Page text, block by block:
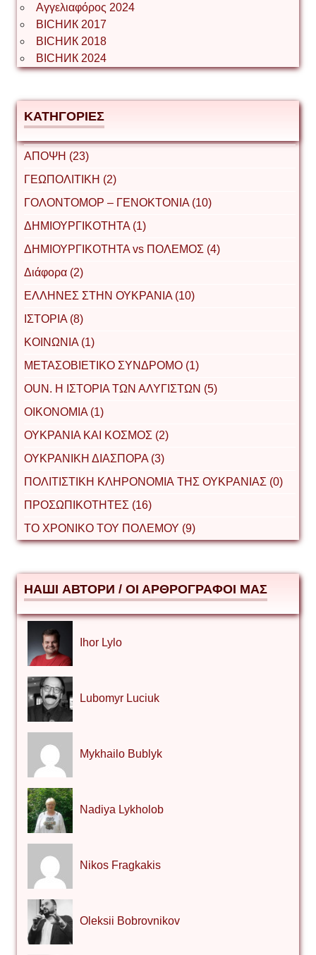
Αγγελιαφόρος 2024
ВІСНИК 2017
ВІСНИК 2018
ВІСНИК 2024
ΚΑΤΗΓΟΡΙΕΣ
ΑΠΟΨΗ (23)
ΓΕΩΠΟΛΙΤΙΚΗ (2)
ΓΟΛΟΝΤΟΜΟΡ – ΓΕΝΟΚΤΟΝΙΑ (10)
ΔΗΜΙΟΥΡΓΙΚΟΤΗΤΑ (1)
ΔΗΜΙΟΥΡΓΙΚΟΤΗΤΑ vs ΠΟΛΕΜΟΣ (4)
Διάφορα (2)
ΕΛΛΗΝΕΣ ΣΤΗΝ ΟΥΚΡΑΝΙΑ (10)
ΙΣΤΟΡΙΑ (8)
ΚΟΙΝΩΝΙΑ (1)
ΜΕΤΑΣΟΒΙΕΤΙΚΟ ΣΥΝΔΡΟΜΟ (1)
ΟUΝ. Η ΙΣΤΟΡΙΑ ΤΩΝ ΑΛΥΓΙΣΤΩΝ (5)
ΟΙΚΟΝΟΜΙΑ (1)
ΟΥΚΡΑΝΙΑ ΚΑΙ ΚΟΣΜΟΣ (2)
ΟΥΚΡΑΝΙΚΗ ΔΙΑΣΠΟΡΑ (3)
ΠΟΛΙΤΙΣΤΙΚΗ ΚΛΗΡΟΝΟΜΙΑ ΤΗΣ ΟΥΚΡΑΝΙΑΣ (0)
ΠΡΟΣΩΠΙΚΟΤΗΤΕΣ (16)
ΤΟ ΧΡΟΝΙΚΟ ΤΟΥ ΠΟΛΕΜΟΥ (9)
НАШІ АВТОРИ / ΟΙ ΑΡΘΡΟΓΡΑΦΟΙ ΜΑΣ
Ihor Lylo
Lubomyr Luciuk
Mykhailo Bublyk
Nadiya Lykholob
Nikos Fragkakis
Oleksii Bobrovnikov